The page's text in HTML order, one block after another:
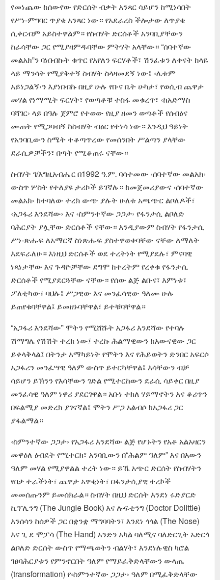
የመነጨው ከሰውየው የድርሰት ብቃት አንጻር ሳይሆን ከሚነሳበት
የሥነ-ምግባር ጥያቄ አንጻር ነው። የአደራረስ ችሎታው ለጥያቄ
ሲቀርብም አይስተዋልም። የስብሃት ድርሰቶች አንባቢያቸውን
ከራሳቸው ጋር የሚያዛምዱባቸው ምትሃት አላቸው። “ሰባተኛው
መልአክ”ን ባነበብኩት ቁጥር የአየለን ፍርሃቶች፣ ሽንፈቱን ለቀናት ከላዬ
ላይ ማንሳት የሚያቅተኝ ስብሃት ስላዛመደኝ ነው፤ ‹ሌቱም
አይነጋልኝ›ን እያነበብኩ በዚያ ሁሉ የቡና ቤት ሁካታ፣ የወሲብ ጨዋታ
መሃል የነማሚት ፍርሃት፣ የወጣቶቹ ተስፋ መቁረጥ፣ ‹ከአድማስ
ባሻገር› ላይ በዓሉ ጀምሮ የተወው የዚያ ዘመን ወጣቶች የሰብዕና
ሙጠት የሚጋባብኝ ከስብሃት ብዕር የተነሳ ነው። እንዲህ ዓይነት
የአንባቢውን ስሜት ተቆጣጥረው የመሰንበት ሥልጣን ያላቸው
ደራሲዎቻችን፣ በጣት የሚቆጠሩ ናቸው።
ስብሃት ገ/እግዚአብሔር በ1992 ዓ.ም. ባሳተመው ‹ሰባተኛው መልአክ›
ውስጥ ሦስት የተለያዩ ታሪኮች ይገኛሉ። ከመጀመሪያውና ‹ሰባተኛው
መልአክ› ከተባለው ተረክ ውጭ ያሉት ሁለቱ አጫጭር ልቦለዶች፣
‹አጋፋሪ እንደሻው› እና ‹ስምንተኛው ጋጋታ› የፋንታሲ ልቦለድ
ባሕርያት ያሏቸው ድርሰቶች ናቸው። እንዲያውም ስብሃት የፋንታሲ
ሥነ-ጽሑፍ ለአማርኛ ስነጽሑፍ ያስተዋወቀባቸው ናቸው ለማለት
እደፍራለሁ። እነዚህ ድርሰቶች ወደ ተረትነት የሚያደሉ፣ ምናባዊ
ነጻነታቸው እና ጉዳዮቻቸው ደግሞ ከተረትም የረቀቁ የፋንታሲ
ድርሰቶች የሚያደርጓቸው ናቸው። የሰው ልጅ ልቡና፣ እምነቱ፣
ፖለቲካው፣ ባህሉ፤ ሥጋዊው እና መንፈሳዊው ዓለሙ ሁሉ
ይጠየቁባቸዋል፤ ይመዘኑባቸዋል፣ ይተቹባቸዋል።
“አጋፋሪ እንደሻው” ሞትን የሚሸሹት አጋፋሪ እንደሻው የተባሉ
ሽማግሌ የሽሽት ተረክ ነው፤ ተረኩ ሕልማዊውን ከእውናዊው ጋር
ይቀላቅላል፤ በትንታ አማካይነት የሞትን እና የሕይወትን ድንበር አፍርሶ
አጋፋሪን መንፈሣዊ ዓለም ውስጥ ይተርካቸዋል፤ እሳቸውን ብቻ
ሳይሆን ይኽንን የእሳቸውን ገድል የሚተርከውን ደራሲ ሳይቀር በዚያ
መንፈሳዊ ዓለም ነዋሪ ያደርገዋል። አቡነ ተክለ ሃይማኖትን እና ቆሪጥን
በፍልሚያ መድረክ ያገናኛል፤ ሞትን ሥጋ አልብሶ ከአጋፋሪ ጋር
ያፋልማል።
‹ስምንተኛው ጋጋታ› የአጋፋሪ እንደሻው ልጅ የሆኑትን የአቶ አልአዛርን
መዋዕለ ዕብደት የሚተርክ፣ አንባቢውን በ“ሕልም ዓለም” እና በእውን
ዓለም መሃል የሚያዋልል ተረት ነው። ይኼ አጭር ድርሰት የስብሃትን
የበቃ ተራችነት፣ ጨዋታ አዋቂነት፣ በፋንታሲያዊ ተረኮች
መመሰጡንም ይመሰክራል። ስብሃት በዚህ ድርሰት እንደነ ሩድያርድ
ኪፕሊንግ (The Jungle Book) እና ሎፍቲንግ (Doctor Dolittle)
እንሰሳን ከሰዎች ጋር በቋንቋ ማግባባትን፣ እንደነ ጎጎል (The Nose)
እና ጊ ደ ሞፓሳ (The Hand) አንድን አካል ባለሚና ባለድርጊት አድርጎ
ልቦለድ ድርሰት ውስጥ የማጫወትን ብልሃት፣ እንደነሉዊስ ካሮል
ገፀባሕርያቱን የምንኖርበት ዓለም የማይፈቅድላቸውን ውላጤ
(transformation) የ‹ስምንተኛው ጋጋታ› ዓለም በሚፈቅድላቸው